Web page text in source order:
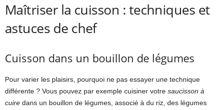
Maîtriser la cuisson : techniques et
astuces de chef
Cuisson dans un bouillon de légumes
Pour varier les plaisirs, pourquoi ne pas essayer une technique
différente ? Vous pouvez par exemple cuisiner votre saucisson à
cuire dans un bouillon de légumes, associé à du riz, des légumes